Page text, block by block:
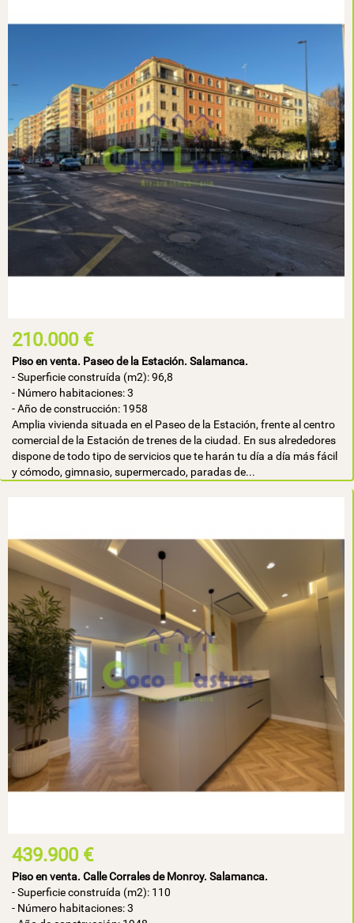
210.000 €
Piso en venta. Paseo de la Estación. Salamanca.
- Superficie construída (m2): 96,8
- Número habitaciones: 3
- Año de construcción: 1958
Amplia vivienda situada en el Paseo de la Estación, frente al centro
comercial de la Estación de trenes de la ciudad. En sus alrededores
dispone de todo tipo de servicios que te harán tu día a día más fácil
y cómodo, gimnasio, supermercado, paradas de...
439.900 €
Piso en venta. Calle Corrales de Monroy. Salamanca.
- Superficie construída (m2): 110
- Número habitaciones: 3